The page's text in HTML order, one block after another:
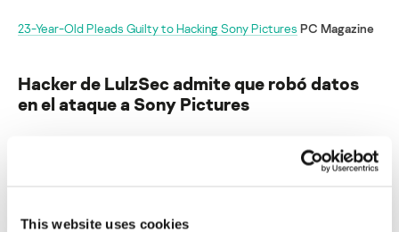
This website uses cookies
23-Year-Old Pleads Guilty to Hacking Sony Pictures PC Magazine
Hacker de LulzSec admite que robó datos
en el ataque a Sony Pictures